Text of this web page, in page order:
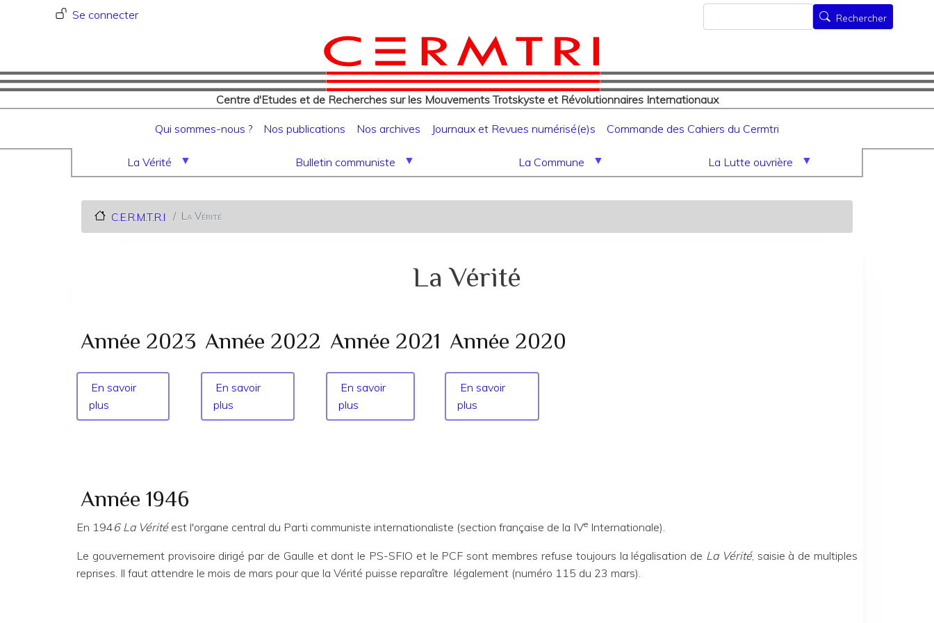
contenu
principal
Menu du compte de l'utilisateur
Se connecter
Centre d'Etudes et de Recherches sur les Mouvements Trotskyste et Révolutionnaires Internationaux
Rechercher
Rechercher
Navigation principale
Qui sommes-nous ? Nos publications Nos archives Journaux et Revues numérisé(e)s Commande des Cahiers du Cermtri
La Vérité Bulletin communiste La Commune La Lutte ouvrière
C.E.R.M.T.R.I La Vérité
La Vérité
Année 2023
En savoir
plus
Année
Année 2022
En savoir
plus
Année
Année 2021
En savoir
plus
Année
Année 2020
En savoir
plus
Année
Année 1946
En 1946 La Vérité est l'organe central du Parti communiste internationaliste (section française de la IVe Internationale).
Le gouvernement provisoire dirigé par de Gaulle et dont le PS-SFIO et le PCF sont membres refuse toujours la légalisation de La Vérité, saisie à de multiples
reprises. Il faut attendre le mois de mars pour que la Vérité puisse reparaître légalement (numéro 115 du 23 mars).